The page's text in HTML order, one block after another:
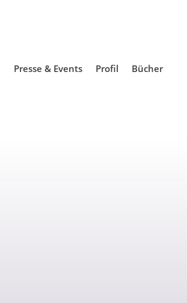
Presse & Events Profil Bücher